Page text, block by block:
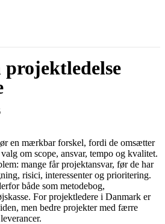
projektledelse
en mærkbar forskel, fordi de omsætter
om scope, ansvar, tempo og kvalitet.
mange får projektansvar, før de har
risici, interessenter og prioritering.
både som metodebog,
For projektledere i Danmark er
men bedre projekter med færre